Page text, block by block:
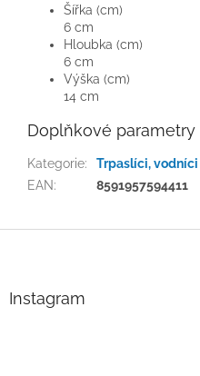
Šířka (cm)
6 cm
Hloubka (cm)
6 cm
Výška (cm)
14 cm
Doplňkové parametry
Kategorie:
Trpaslíci, vodníci
EAN: 8591957594411
Instagram